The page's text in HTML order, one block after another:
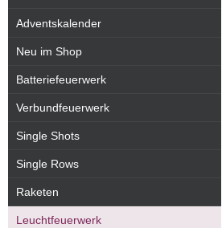
Adventskalender
Neu im Shop
Batteriefeuerwerk
Verbundfeuerwerk
Single Shots
Single Rows
Raketen
Leuchtfeuerwerk